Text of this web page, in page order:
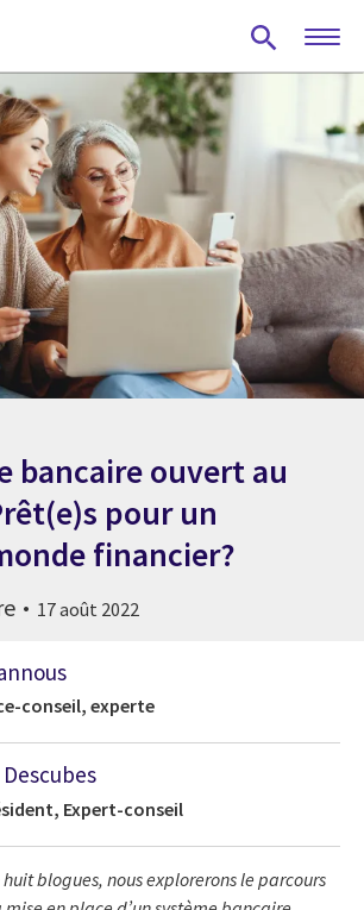
bancaire ouvert au
pour un
financier?
17 août 2022
conseil, experte
Expert-conseil
blogues, nous explorerons le parcours